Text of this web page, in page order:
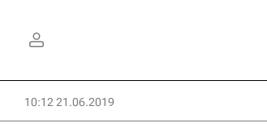
10:12 21.06.2019